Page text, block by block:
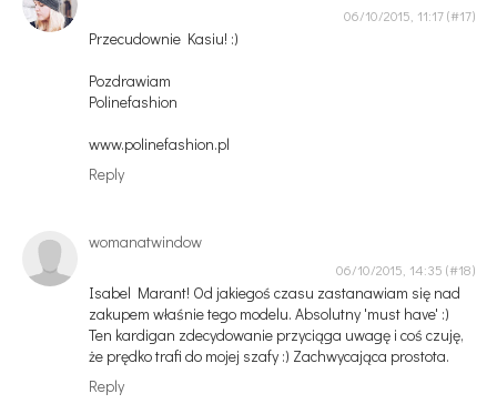
06/10/2015, 11:17
Przecudownie Kasiu! :)
Pozdrawiam
Polinefashion
www.polinefashion.pl
Reply
womanatwindow
06/10/2015, 14:35
Isabel Marant! Od jakiegoś czasu zastanawiam się nad
zakupem właśnie tego modelu. Absolutny 'must have' :)
Ten kardigan zdecydowanie przyciąga uwagę i coś czuję,
że prędko trafi do mojej szafy :) Zachwycająca prostota.
Reply